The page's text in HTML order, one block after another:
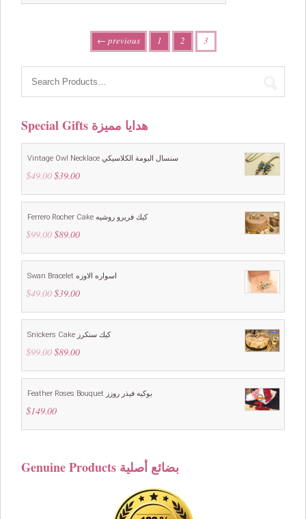
← previous 1 2 3
Special Gifts هدايا مميزة
Vintage Owl Necklace سنسال البومة الكلاسيكي
$49.00 Original
was:
$39.00Current
is:
Ferrero Rocher Cake كيك فريرو روشيه
$99.00 Original
was:
$89.00Current
is:
Swan Bracelet اسواره الاوزه
$49.00 Original
was:
$39.00Current
is:
Snickers Cake كيك سنكرز
$99.00 Original
was:
$89.00Current
is:
Feather Roses Bouquet بوكيه فيذر روزز
$149.00
Genuine Products بضائع أصلية